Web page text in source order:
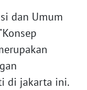
dan Umum
di jakarta ini.